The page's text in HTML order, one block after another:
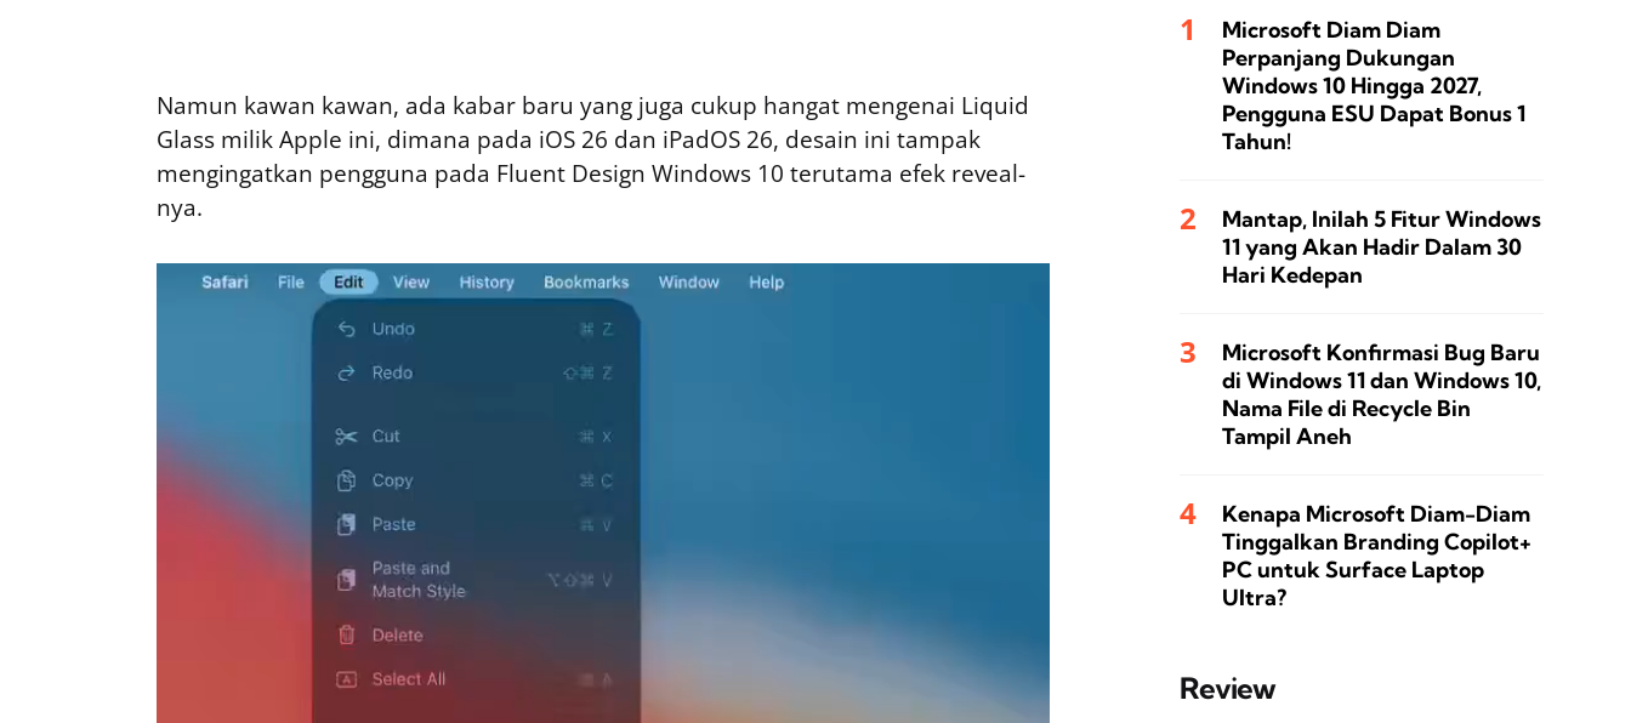
Namun kawan kawan, ada kabar baru yang juga cukup hangat mengenai Liquid
Glass milik Apple ini, dimana pada iOS 26 dan iPadOS 26, desain ini tampak
mengingatkan pengguna pada Fluent Design Windows 10 terutama efek reveal-
nya.
Microsoft Diam Diam
Perpanjang Dukungan
Windows 10 Hingga 2027,
Pengguna ESU Dapat Bonus 1
Tahun!
Mantap, Inilah 5 Fitur Windows
11 yang Akan Hadir Dalam 30
Hari Kedepan
Microsoft Konfirmasi Bug Baru
di Windows 11 dan Windows 10,
Nama File di Recycle Bin
Tampil Aneh
Kenapa Microsoft Diam-Diam
Tinggalkan Branding Copilot+
PC untuk Surface Laptop
Ultra?
Review